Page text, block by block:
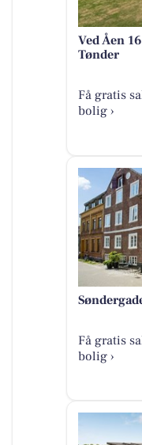
Ved Åen
Tønder
Få gratis
bolig ›
Få gratis
bolig ›